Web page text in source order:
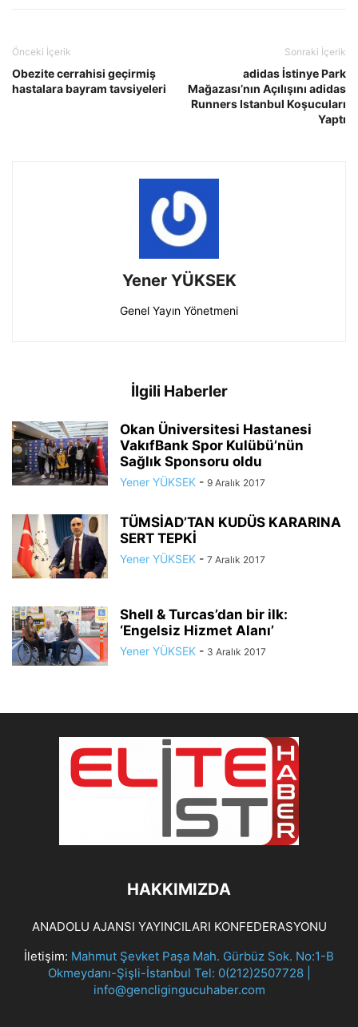
Önceki İçerik
Obezite cerrahisi geçirmiş
hastalara bayram tavsiyeleri
Sonraki İçerik
adidas İstinye Park
Mağazası’nın Açılışını adidas
Runners Istanbul Koşucuları
Yaptı
Yener YÜKSEK
Genel Yayın Yönetmeni
İlgili Haberler
Okan Üniversitesi Hastanesi
VakıfBank Spor Kulübü’nün
Sağlık Sponsoru oldu
Yener YÜKSEK - 9 Aralık 2017
TÜMSİAD’TAN KUDÜS KARARINA
SERT TEPKİ
Yener YÜKSEK - 7 Aralık 2017
Shell & Turcas’dan bir ilk:
‘Engelsiz Hizmet Alanı’
Yener YÜKSEK - 3 Aralık 2017
HAKKIMIZDA
ANADOLU AJANSI YAYINCILARI KONFEDERASYONU
İletişim: Mahmut Şevket Paşa Mah. Gürbüz Sok. No:1-B
Okmeydanı-Şişli-İstanbul Tel: 0(212)2507728 |
info@gencligingucuhaber.com